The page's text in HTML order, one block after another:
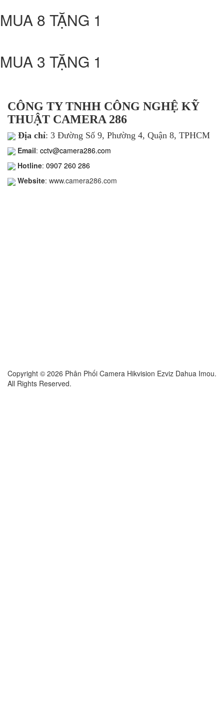
MUA 8 TẶNG 1
MUA 3 TẶNG 1
CÔNG TY TNHH CÔNG NGHỆ KỸ
THUẬT CAMERA 286
Địa chỉ: 3 Đường Số 9, Phường 4, Quận 8, TPHCM
Email: cctv@camera286.com
Hotline: 0907 260 286
Website: www.camera286.com
Copyright © 2026 Phân Phối Camera Hikvision Ezviz Dahua Imou.
All Rights Reserved.